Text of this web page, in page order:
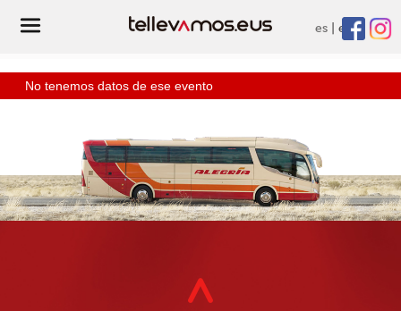
es eu
No tenemos datos de ese evento